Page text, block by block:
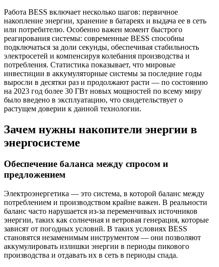
Работа BESS включает несколько шагов: первичное
накопление энергии, хранение в батареях и выдача ее в сеть
или потребителю. Особенно важен момент быстрого
реагирования системы: современные BESS способны
подключаться за доли секунды, обеспечивая стабильность
электросетей и компенсируя колебания производства и
потребления. Статистика показывает, что мировые
инвестиции в аккумуляторные системы за последние годы
выросли в десятки раз и продолжают расти — по состоянию
на 2023 год более 30 ГВт новых мощностей по всему миру
было введено в эксплуатацию, что свидетельствует о
растущем доверии к данной технологии.
Зачем нужны накопители энергии в
энергосистеме
Обеспечение баланса между спросом и
предложением
Электроэнергетика — это система, в которой баланс между
потреблением и производством крайне важен. В реальности
баланс часто нарушается из-за переменчивых источников
энергии, таких как солнечная и ветровая генерация, которые
зависят от погодных условий. В таких условиях BESS
становятся незаменимым инструментом — они позволяют
аккумулировать излишки энергии в периоды пикового
производства и отдавать их в сеть в периоды спада.